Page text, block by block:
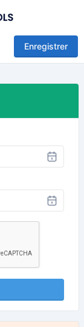
Enregistrer